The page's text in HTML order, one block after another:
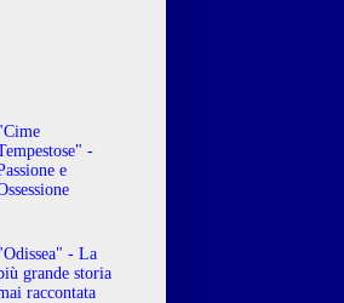
-
e
- La
grande storia
raccontata